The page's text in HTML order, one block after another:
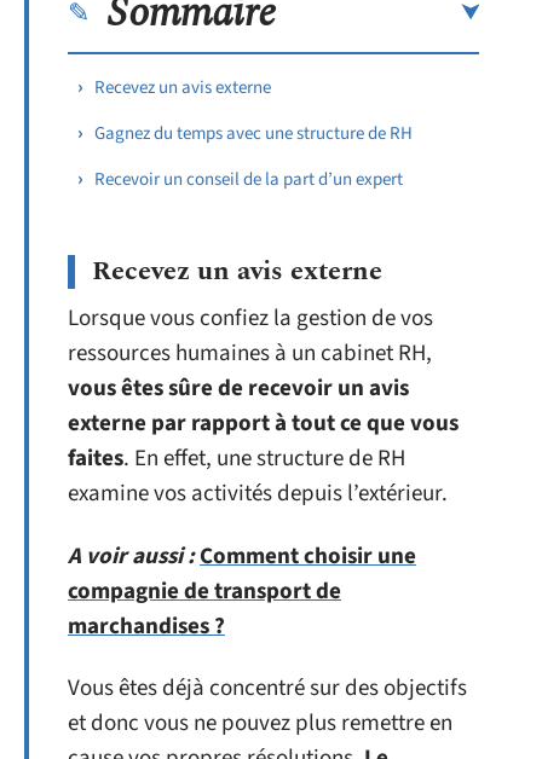
Sommaire
Recevez un avis externe
Gagnez du temps avec une structure de RH
Recevoir un conseil de la part d’un expert
Recevez un avis externe
Lorsque vous confiez la gestion de vos
ressources humaines à un cabinet RH,
vous êtes sûre de recevoir un avis
externe par rapport à tout ce que vous
faites. En effet, une structure de RH
examine vos activités depuis l’extérieur.
A voir aussi :Comment choisir une
compagnie de transport de
marchandises ?
Vous êtes déjà concentré sur des objectifs
et donc vous ne pouvez plus remettre en